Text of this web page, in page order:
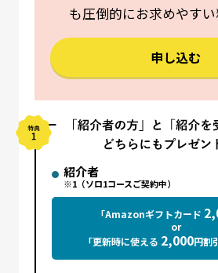
も圧倒的にお求めやすい
申し込む
紹介者
※1（ソロ1コースご契約中）
「Amazonギフトカード
or
「更新時に使える 2,000円割